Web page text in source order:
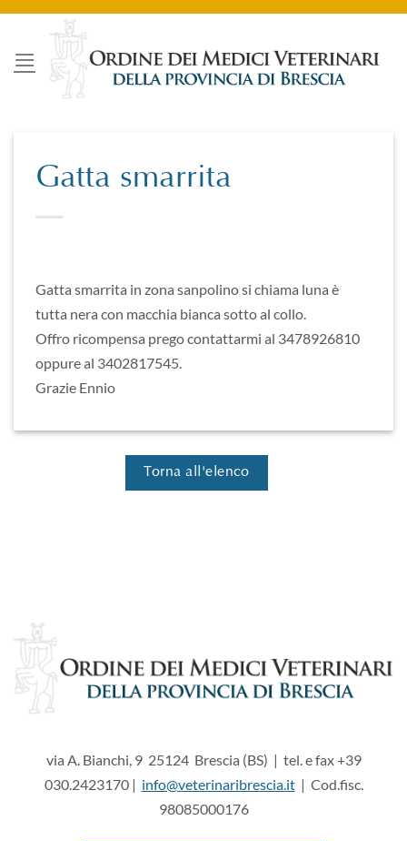
Salta
contenuti
Gatta smarrita
Gatta smarrita in zona sanpolino si chiama luna è
tutta nera con macchia bianca sotto al collo.
Offro ricompensa prego contattarmi al 3478926810
oppure al 3402817545.
Grazie Ennio
Torna all'elenco
via A. Bianchi, 9 25124 Brescia (BS) | tel. e fax +39
030.2423170 | info@veterinaribrescia.it| Cod.fisc.
98085000176